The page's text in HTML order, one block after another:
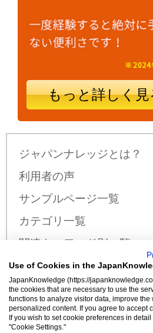
もっと詳しく見
ジャパンナレッジとは？
利用者の声
サンプルページ一覧
カテゴリ一覧
関連キーワード別一覧
サンプル公開辞書・事典
料金・収録コンテンツ
Use of Cookies in the
JapanKnowledge (https://
the cookies that are necessary to use the
functions to analyze visitor data, improve
personalized content. If you agree to accept
If you wish to set cookie preferences in
"Cookie Settings."